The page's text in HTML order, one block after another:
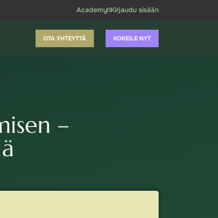
Academy Kirjaudu sisään
OTA YHTEYTTÄ KOKEILE NYT
–